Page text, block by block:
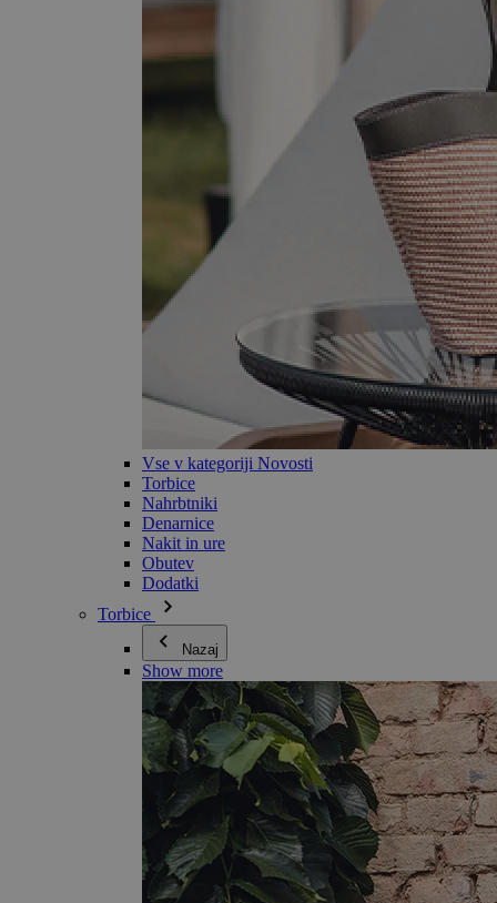
Vse v kategoriji Novosti
Torbice
Nahrbtniki
Denarnice
Nakit in ure
Obutev
Dodatki
Torbice
Nazaj
Show more